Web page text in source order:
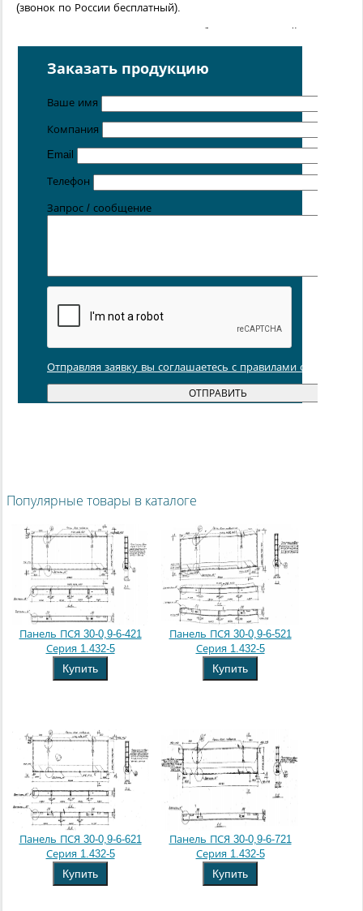
(звонок по России бесплатный).
Возможно изготовление железобетонных изделий
чертежам заказчика
Поставка осуществляется с производственных площадок,
Хабаровске,Ростове-на-Дону,Екатеринбурге,
Симферополе.
Цена от 5 руб. / кг
Заказать продукцию
Ваше имя
Компания
Email
Телефон
Запрос / сообщение
Отправляя заявку вы соглашаетесь с правилами обработки
Популярные товары в каталоге
Панель ПСЯ 30-0,9-6-421
Серия 1.432-5
Купить
Панель ПСЯ 30-0,9-6-521
Серия 1.432-5
Купить
Панель ПСЯ 30-0,9-6-621
Серия 1.432-5
Купить
Панель ПСЯ 30-0,9-6-721
Серия 1.432-5
Купить